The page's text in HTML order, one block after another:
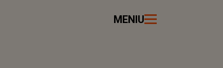
MENIU